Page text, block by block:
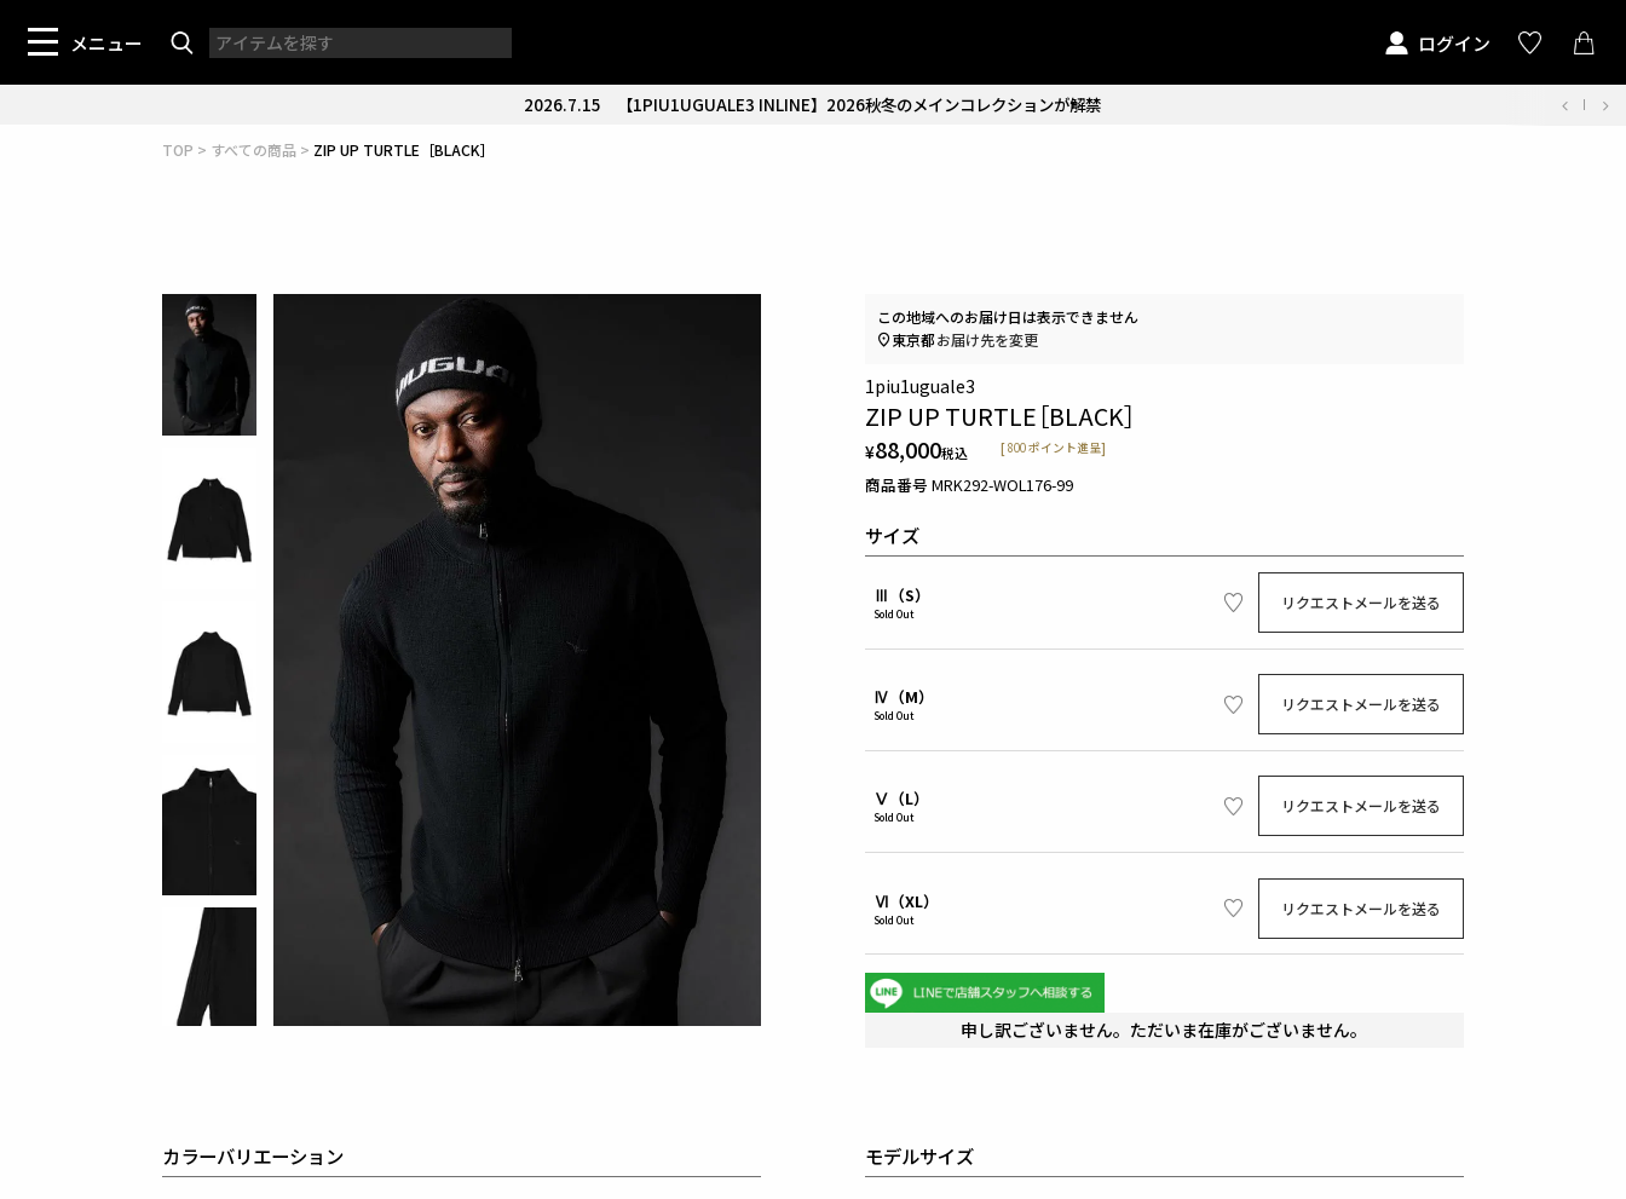
メニュー ログイン
2026.7.15 【1PIU1UGUALE3 INLINE】2026秋冬のメインコレクションが解禁
TOP すべての商品 ZIP UP TURTLE［BLACK］
1piu1uguale3
ZIP UP TURTLE［BLACK］
¥88,000税込 [800ポイント進呈]
商品番号 MRK292-WOL176-99
サイズ
Ⅲ（S）
Sold Out
リクエストメールを送る
Ⅳ（M）
Sold Out
リクエストメールを送る
Ⅴ（L）
Sold Out
リクエストメールを送る
Ⅵ（XL）
Sold Out
リクエストメールを送る
この地域へのお届け日は表示できません
東京都お届け先を変更
申し訳ございません。ただいま在庫がございません。
カラーバリエーション モデルサイズ